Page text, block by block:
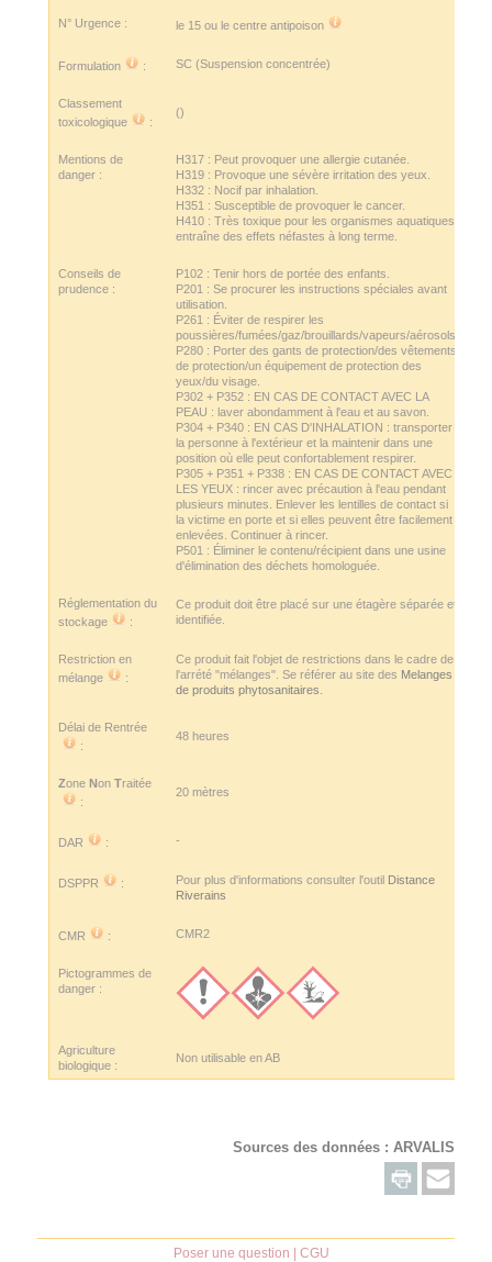
N° Urgence : le 15 ou le centre antipoison
Formulation : SC (Suspension concentrée)
Classement
toxicologique
:
()
Mentions de
danger :
H317 : Peut provoquer une allergie cutanée.
H319 : Provoque une sévère irritation des yeux.
H332 : Nocif par inhalation.
H351 : Susceptible de provoquer le cancer.
H410 : Très toxique pour les organismes aquatiques,
entraîne des effets néfastes à long terme.
Conseils de
prudence :
P102 : Tenir hors de portée des enfants.
P201 : Se procurer les instructions spéciales avant
utilisation.
P261 : Éviter de respirer les
poussières/fumées/gaz/brouillards/vapeurs/aérosols.
P280 : Porter des gants de protection/des vêtements
de protection/un équipement de protection des
yeux/du visage.
P302 + P352 : EN CAS DE CONTACT AVEC LA
PEAU : laver abondamment à l'eau et au savon.
P304 + P340 : EN CAS D'INHALATION : transporter
la personne à l'extérieur et la maintenir dans une
position où elle peut confortablement respirer.
P305 + P351 + P338 : EN CAS DE CONTACT AVEC
LES YEUX : rincer avec précaution à l'eau pendant
plusieurs minutes. Enlever les lentilles de contact si
la victime en porte et si elles peuvent être facilement
enlevées. Continuer à rincer.
P501 : Éliminer le contenu/récipient dans une usine
d'élimination des déchets homologuée.
Réglementation du
stockage
:
Ce produit doit être placé sur une étagère séparée et
identifiée.
Restriction en
mélange
:
Ce produit fait l'objet de restrictions dans le cadre de
l'arrété "mélanges". Se référer au site des Melanges
de produits phytosanitaires
Délai de Rentrée
:
48 heures
Zone Non Traitée
:
20 mètres
DAR : -
DSPPR : Pour plus d'informations consulter l'outil Distance
Riverains
CMR : CMR2
Pictogrammes de
danger :
Agriculture
biologique :
Non utilisable en AB
Sources des données : ARVALIS
Poser une question | CGU